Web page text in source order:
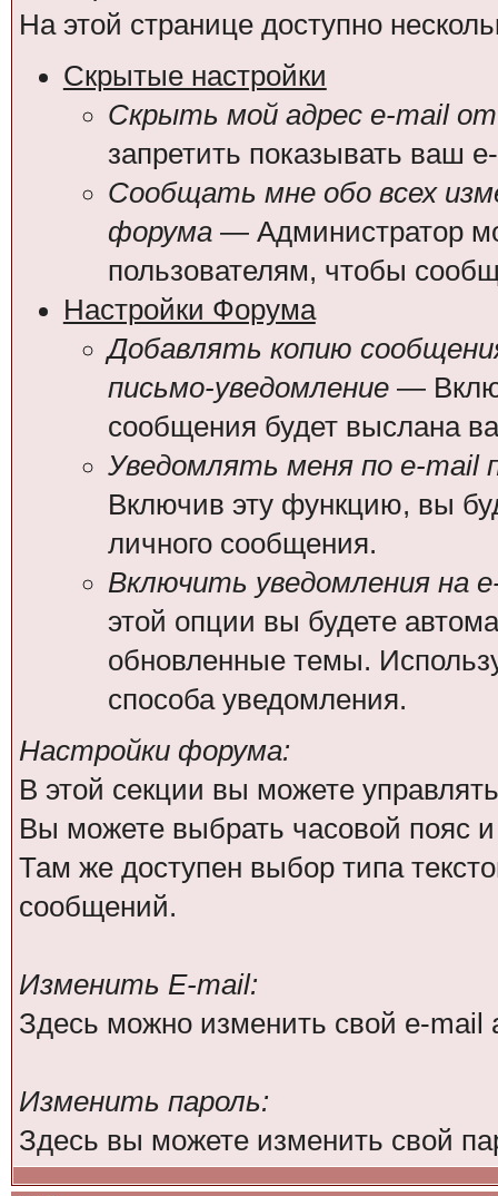
На этой странице доступно
Скрытые настройки
Скрыть мой адрес e-mail от
запретить показывать ваш
Сообщать мне обо всех
форума— Администратор
пользователям, чтобы
Настройки Форума
Добавлять копию
письмо-уведомление—
сообщения будет выслана
Уведомлять меня по e-mail
Включив эту функцию, вы
личного сообщения.
Включить уведомления на
этой опции вы будете
обновленные темы.
способа уведомления.
Настройки форума:
В этой секции вы можете
Вы можете выбрать часовой пояс
Там же доступен выбор типа
сообщений.
Изменить E-mail:
Здесь можно изменить свой e-mail
Изменить пароль:
Здесь вы можете изменить свой